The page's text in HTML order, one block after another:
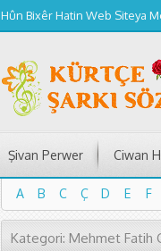
Hûn Bixêr Hatin Web Siteya
Şivan Perwer Ciwan
A B C Ç D E F
A
B C Ç D E F
Kategori: Mehmet Fatih